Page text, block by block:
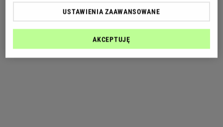
USTAWIENIA ZAAWANSOWANE
AKCEPTUJĘ